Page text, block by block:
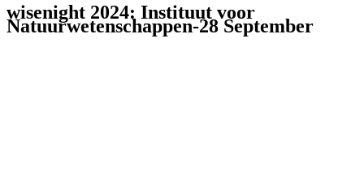
wisenight 2024: Instituut voor
Natuurwetenschappen-28 September